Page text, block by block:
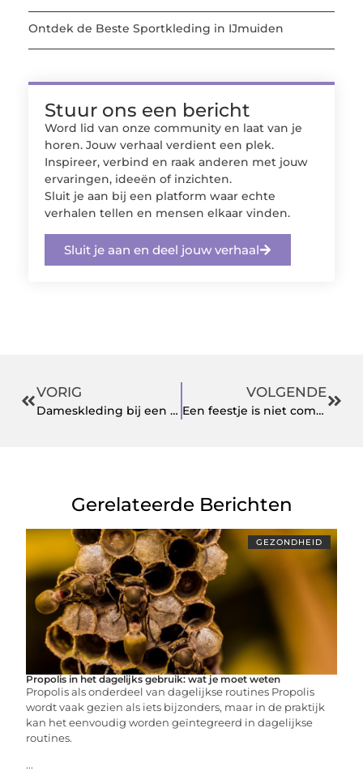
Ontdek de Beste Sportkleding in IJmuiden
Stuur ons een bericht
Word lid van onze community en laat van je
horen. Jouw verhaal verdient een plek.
Inspireer, verbind en raak anderen met jouw
ervaringen, ideeën of inzichten.
Sluit je aan bij een platform waar echte
verhalen tellen en mensen elkaar vinden.
Sluit je aan en deel jouw verhaal
VORIG
Dameskleding bij een online winkel bestellen
VOLGENDE
Een feestje is niet compleet zonder tequila!
Gerelateerde Berichten
GEZONDHEID
Propolis in het dagelijks gebruik: wat je moet weten
Propolis als onderdeel van dagelijkse routines Propolis
wordt vaak gezien als iets bijzonders, maar in de praktijk
kan het eenvoudig worden geïntegreerd in dagelijkse
routines.
...